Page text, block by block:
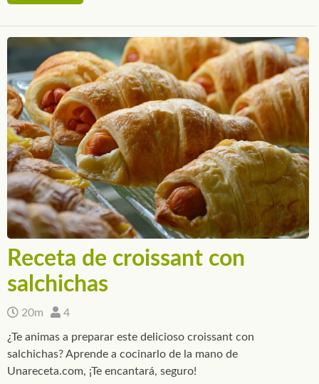
Receta de croissant con
salchichas
20m 4
¿Te animas a preparar este delicioso croissant con
salchichas? Aprende a cocinarlo de la mano de
Unareceta.com, ¡Te encantará, seguro!